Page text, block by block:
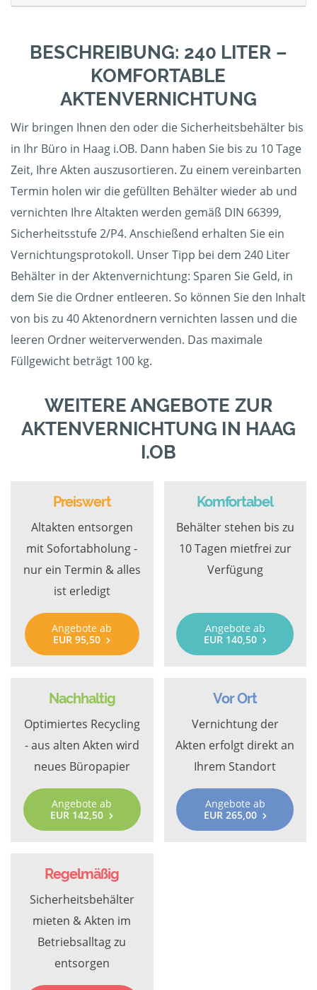
BESCHREIBUNG: 240 LITER –
KOMFORTABLE
AKTENVERNICHTUNG
Wir bringen Ihnen den oder die Sicherheitsbehälter bis
in Ihr Büro in Haag i.OB. Dann haben Sie bis zu 10 Tage
Zeit, Ihre Akten auszusortieren. Zu einem vereinbarten
Termin holen wir die gefüllten Behälter wieder ab und
vernichten Ihre Altakten werden gemäß DIN 66399,
Sicherheitsstufe 2/P4. Anschießend erhalten Sie ein
Vernichtungsprotokoll. Unser Tipp bei dem 240 Liter
Behälter in der Aktenvernichtung: Sparen Sie Geld, in
dem Sie die Ordner entleeren. So können Sie den Inhalt
von bis zu 40 Aktenordnern vernichten lassen und die
leeren Ordner weiterverwenden. Das maximale
Füllgewicht beträgt 100 kg.
WEITERE ANGEBOTE ZUR
AKTENVERNICHTUNG IN HAAG
I.OB
Preiswert
Altakten entsorgen
mit Sofortabholung -
nur ein Termin & alles
ist erledigt
Angebote ab
EUR 95,50
Komfortabel
Behälter stehen bis zu
10 Tagen mietfrei zur
Verfügung
Angebote ab
EUR 140,50
Nachhaltig
Optimiertes Recycling
- aus alten Akten wird
neues Büropapier
Angebote ab
EUR 142,50
Vor Ort
Vernichtung der
Akten erfolgt direkt an
Ihrem Standort
Angebote ab
EUR 265,00
Regelmäßig
Sicherheitsbehälter
mieten & Akten im
Betriebsalltag zu
entsorgen